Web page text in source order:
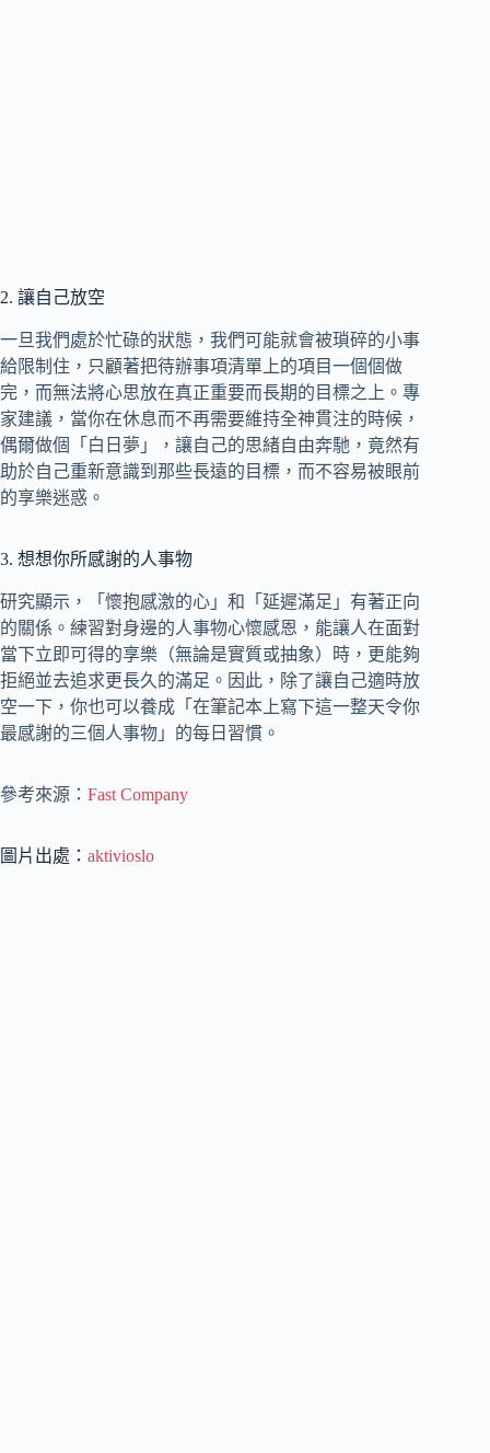
2. 讓自己放空
一旦我們處於忙碌的狀態，我們可能就會被瑣碎的小事
給限制住，只顧著把待辦事項清單上的項目一個個做
完，而無法將心思放在真正重要而長期的目標之上。專
家建議，當你在休息而不再需要維持全神貫注的時候，
偶爾做個「白日夢」，讓自己的思緒自由奔馳，竟然有
助於自己重新意識到那些長遠的目標，而不容易被眼前
的享樂迷惑。
3. 想想你所感謝的人事物
研究顯示，「懷抱感激的心」和「延遲滿足」有著正向
的關係。練習對身邊的人事物心懷感恩，能讓人在面對
當下立即可得的享樂（無論是實質或抽象）時，更能夠
拒絕並去追求更長久的滿足。因此，除了讓自己適時放
空一下，你也可以養成「在筆記本上寫下這一整天令你
最感謝的三個人事物」的每日習慣。
參考來源： Fast Company
圖片出處： aktivioslo